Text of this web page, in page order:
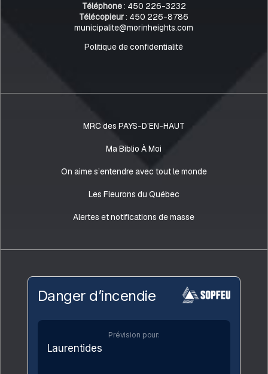
Téléphone: 450 226-3232
Télécopieur: 450 226-8786
municipalite@morinheights.com
Politique de confidentialité
MRC des PAYS-D’EN-HAUT
Ma Biblio À Moi
On aime s’entendre avec tout le monde
Les Fleurons du Québec
Alertes et notifications de masse
Danger d’incendie
Prévision pour:
Laurentides